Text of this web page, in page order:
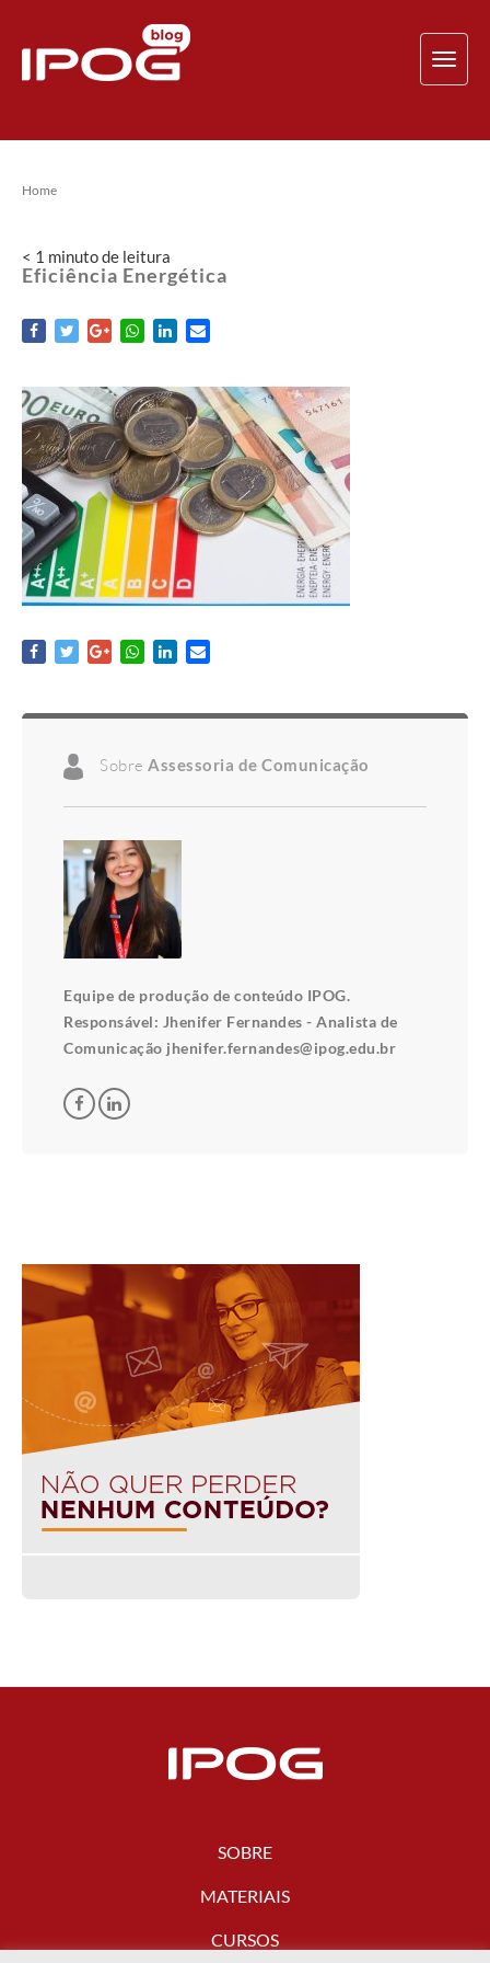
Home
< 1 minutode leitura
Eficiência Energética
Sobre Assessoria de Comunicação
Equipe de produção de conteúdo IPOG.
Responsável: Jhenifer Fernandes - Analista de
Comunicação jhenifer.fernandes@ipog.edu.br
SOBRE
MATERIAIS
CURSOS